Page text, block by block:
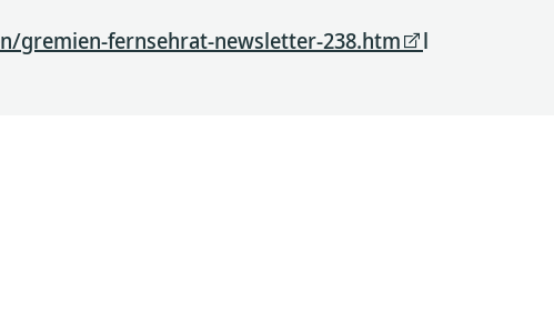
gremien-fernsehrat-newsletter-238.htm
l